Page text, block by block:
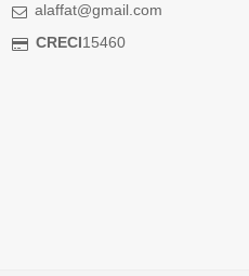
alaffat@gmail.com
CRECI15460